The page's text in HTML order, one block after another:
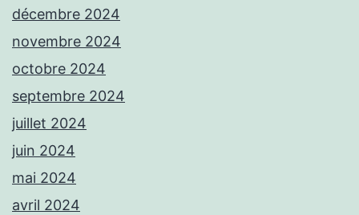
décembre 2024
novembre 2024
octobre 2024
septembre 2024
juillet 2024
juin 2024
mai 2024
avril 2024